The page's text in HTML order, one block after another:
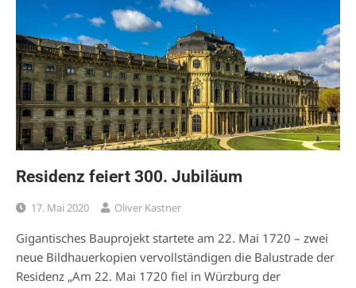
Residenz feiert 300. Jubiläum
17. Mai 2020 Oliver Kastner
Gigantisches Bauprojekt startete am 22. Mai 1720 – zwei
neue Bildhauerkopien vervollständigen die Balustrade der
Residenz „Am 22. Mai 1720 fiel in Würzburg der